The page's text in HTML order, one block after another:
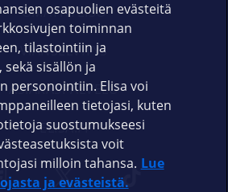
OMAYHTEISÖ
VIANSELVITYS
ASIAKASPALVELU
ELISA.FI
osapuolien evästeitä
toiminnan
tilastointiin ja
sekä sisällön ja
personointiin. Elisa voi
tietojasi, kuten
suostumukseesi
voit
milloin tahansa. Lue
ja evästeistä.